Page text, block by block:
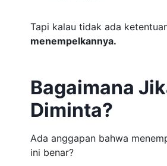
Tapi kalau tidak ada
menempelkannya.
Bagaimana
Diminta?
Ada anggapan bahwa
ini benar?